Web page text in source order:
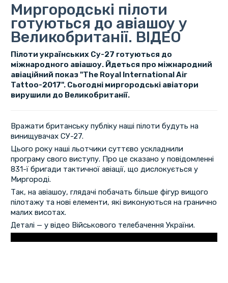
Миргородські пілоти
готуються до авіашоу у
Великобританії. ВІДЕО
Пілоти українських Су-27 готуються до
міжнародного авіашоу. Йдеться про міжнародний
авіаційний показ "The Royal International Air
Tattoo-2017". Сьогодні миргородські авіатори
вирушили до Великобританії.
Вражати британську публіку наші пілоти будуть на
винищувачах СУ-27.
Цього року наші льотчики суттєво ускладнили
програму свого виступу. Про це сказано у повідомленні
831-ї бригади тактичної авіації, що дислокується у
Миргороді.
Так, на авіашоу, глядачі побачать більше фігур вищого
пілотажу та нові елементи, які виконуються на гранично
малих висотах.
Деталі — у відео Військового телебачення України.